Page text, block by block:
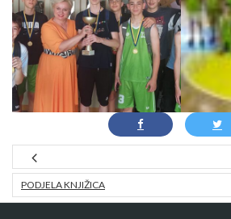
PODJELA KNJIŽICA